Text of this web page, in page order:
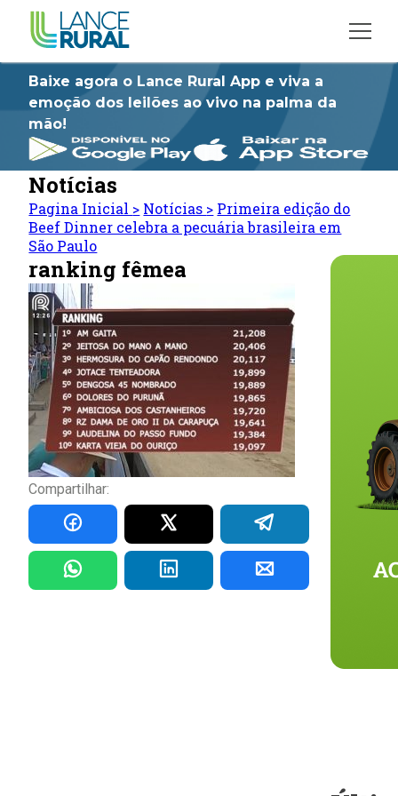
Baixe agora o Lance Rural App e viva a
emoção dos leilões ao vivo na palma da
mão!
Notícias
Pagina Inicial > Notícias > Primeira edição do
Beef Dinner celebra a pecuária brasileira em
São Paulo
ranking fêmea
Compartilhar: